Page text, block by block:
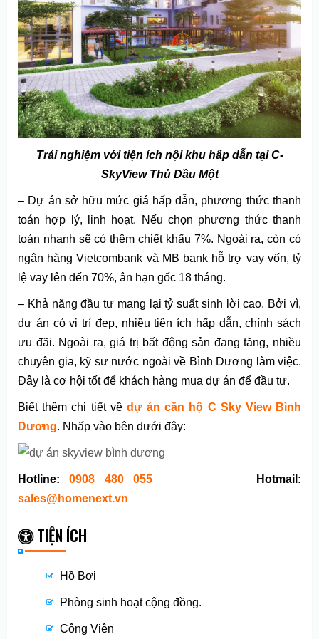
Trải nghiệm với tiện ích nội khu hấp dẫn tại C-
SkyView Thủ Dầu Một
– Dự án sở hữu mức giá hấp dẫn, phương thức thanh
toán hợp lý, linh hoạt. Nếu chọn phương thức thanh
toán nhanh sẽ có thêm chiết khấu 7%. Ngoài ra, còn có
ngân hàng Vietcombank và MB bank hỗ trợ vay vốn, tỷ
lệ vay lên đến 70%, ân hạn gốc 18 tháng.
– Khả năng đầu tư mang lại tỷ suất sinh lời cao. Bởi vì,
dự án có vị trí đẹp, nhiều tiện ích hấp dẫn, chính sách
ưu đãi. Ngoài ra, giá trị bất động sản đang tăng, nhiều
chuyên gia, kỹ sư nước ngoài về Bình Dương làm việc.
Đây là cơ hội tốt để khách hàng mua dự án để đầu tư.
Biết thêm chi tiết về dự án căn hộ C Sky View Bình
Dương. Nhấp vào bên dưới đây:
Hotline:0908 480 055Hotmail:
sales@homenext.vn
TIỆN ÍCH
Hồ Bơi
Phòng sinh hoạt cộng đồng.
Công Viên